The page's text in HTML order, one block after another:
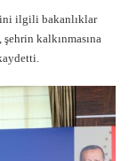
ilgili bakanlıklar
kalkınmasına